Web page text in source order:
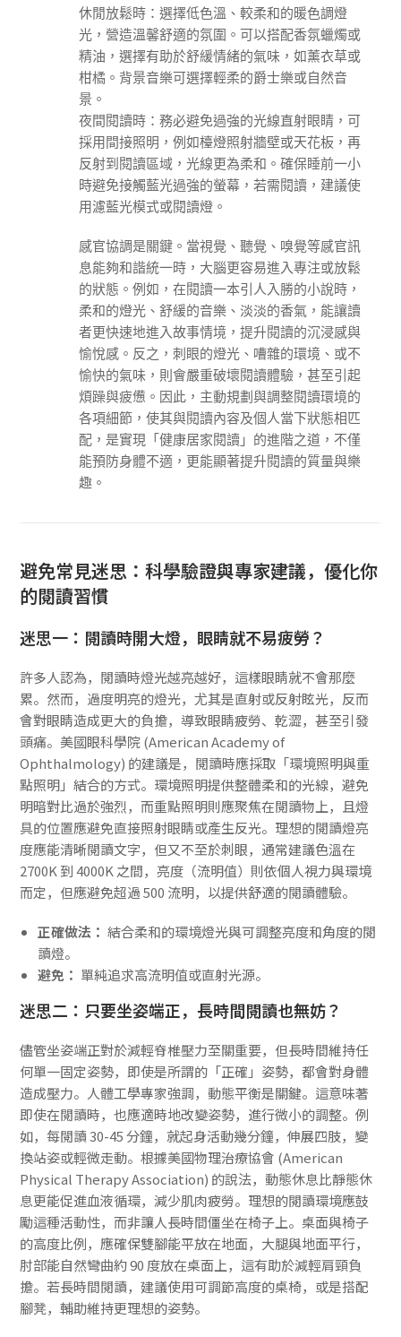
休閒放鬆時：選擇低色溫、較柔和的暖色調燈
光，營造溫馨舒適的氛圍。可以搭配香氛蠟燭或
精油，選擇有助於舒緩情緒的氣味，如薰衣草或
柑橘。背景音樂可選擇輕柔的爵士樂或自然音
景。
夜間閱讀時：務必避免過強的光線直射眼睛，可
採用間接照明，例如檯燈照射牆壁或天花板，再
反射到閱讀區域，光線更為柔和。確保睡前一小
時避免接觸藍光過強的螢幕，若需閱讀，建議使
用濾藍光模式或閱讀燈。
感官協調是關鍵。當視覺、聽覺、嗅覺等感官訊
息能夠和諧統一時，大腦更容易進入專注或放鬆
的狀態。例如，在閱讀一本引人入勝的小說時，
柔和的燈光、舒緩的音樂、淡淡的香氣，能讓讀
者更快速地進入故事情境，提升閱讀的沉浸感與
愉悅感。反之，刺眼的燈光、嘈雜的環境、或不
愉快的氣味，則會嚴重破壞閱讀體驗，甚至引起
煩躁與疲憊。因此，主動規劃與調整閱讀環境的
各項細節，使其與閱讀內容及個人當下狀態相匹
配，是實現「健康居家閱讀」的進階之道，不僅
能預防身體不適，更能顯著提升閱讀的質量與樂
趣。
避免常見迷思：科學驗證與專家建議，優化你
的閱讀習慣
迷思一：閱讀時開大燈，眼睛就不易疲勞？
許多人認為，閱讀時燈光越亮越好，這樣眼睛就不會那麼
累。然而，過度明亮的燈光，尤其是直射或反射眩光，反而
會對眼睛造成更大的負擔，導致眼睛疲勞、乾澀，甚至引發
頭痛。美國眼科學院 (American Academy of
Ophthalmology) 的建議是，閱讀時應採取「環境照明與重
點照明」結合的方式。環境照明提供整體柔和的光線，避免
明暗對比過於強烈，而重點照明則應聚焦在閱讀物上，且燈
具的位置應避免直接照射眼睛或產生反光。理想的閱讀燈亮
度應能清晰閱讀文字，但又不至於刺眼，通常建議色溫在
2700K 到 4000K 之間，亮度（流明值）則依個人視力與環境
而定，但應避免超過 500 流明，以提供舒適的閱讀體驗。
正確做法： 結合柔和的環境燈光與可調整亮度和角度的閱
讀燈。
避免： 單純追求高流明值或直射光源。
迷思二：只要坐姿端正，長時間閱讀也無妨？
儘管坐姿端正對於減輕脊椎壓力至關重要，但長時間維持任
何單一固定姿勢，即使是所謂的「正確」姿勢，都會對身體
造成壓力。人體工學專家強調，動態平衡是關鍵。這意味著
即使在閱讀時，也應適時地改變姿勢，進行微小的調整。例
如，每閱讀 30-45 分鐘，就起身活動幾分鐘，伸展四肢，變
換站姿或輕微走動。根據美國物理治療協會 (American
Physical Therapy Association) 的說法，動態休息比靜態休
息更能促進血液循環，減少肌肉疲勞。理想的閱讀環境應鼓
勵這種活動性，而非讓人長時間僵坐在椅子上。桌面與椅子
的高度比例，應確保雙腳能平放在地面，大腿與地面平行，
肘部能自然彎曲約 90 度放在桌面上，這有助於減輕肩頸負
擔。若長時間閱讀，建議使用可調節高度的桌椅，或是搭配
腳凳，輔助維持更理想的姿勢。